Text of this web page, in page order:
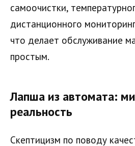
самоочистки,
дистанционного
что делает обслуживание
простым.
Лапша из автомата:
реальность
Скептицизм по поводу